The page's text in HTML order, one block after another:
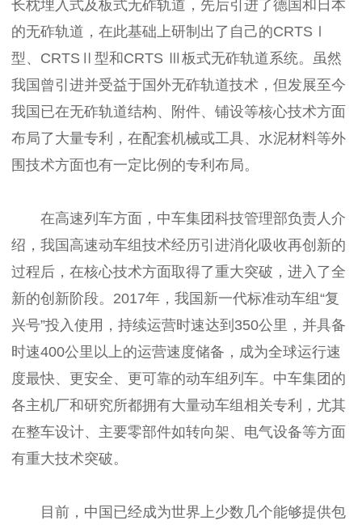
长枕埋入式及板式无砟轨道，先后引进了德国和日本
的无砟轨道，在此基础上研制出了自己的CRTSⅠ
型、CRTSⅡ型和CRTS Ⅲ板式无砟轨道系统。虽然
我国曾引进并受益于国外无砟轨道技术，但发展至今
我国已在无砟轨道结构、附件、铺设等核心技术方面
布局了大量专利，在配套机械或工具、水泥材料等外
围技术方面也有一定比例的专利布局。
在高速列车方面，中车集团科技管理部负责人介
绍，我国高速动车组技术经历引进消化吸收再创新的
过程后，在核心技术方面取得了重大突破，进入了全
新的创新阶段。2017年，我国新一代标准动车组“复
兴号”投入使用，持续运营时速达到350公里，并具备
时速400公里以上的运营速度储备，成为全球运行速
度最快、更安全、更可靠的动车组列车。中车集团的
各主机厂和研究所都拥有大量动车组相关专利，尤其
在整车设计、主要零部件如转向架、电气设备等方面
有重大技术突破。
目前，中国已经成为世界上少数几个能够提供包